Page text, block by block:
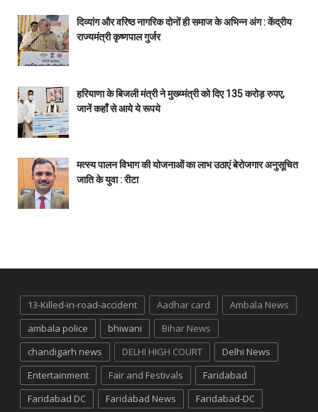
दिव्यांग और वरिष्ठ नागरिक दोनों ही समाज के अभिन्न अंग : केंद्रीय
राज्यमंत्री कृष्णपाल गुर्जर
हरियाणा के बिजली मंत्री ने मुख्य्मंत्री को दिए 135 करोड़ रुपए,
जानें कहाँ से आये ये रूपये
मत्स्य पालन विभाग की योजनाओं का लाभ उठाएं बेरोजगार अनुसूचित
जाति के युवा : रीटा
13-Killed-in-road-accident Aadhar card
Ambala News
ambala police
bhiwani
Bihar News
chandigarh news
DELHI HIGH COURT
Delhi News
Entertainment
Fair and Festivals
Faridabad
Faridabad DC
Faridabad News
Faridabad-DC